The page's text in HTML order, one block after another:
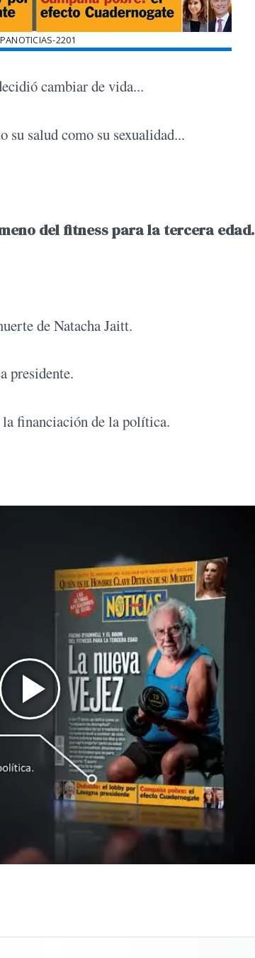
2201
cambiar de vida...
su salud como su sexualidad...
del fitness para la tercera edad.
de Natacha Jaitt.
presidente.
financiación de la política.